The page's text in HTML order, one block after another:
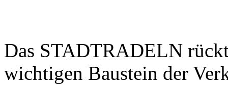
Das STADTRADELN
wichtigen Baustein der